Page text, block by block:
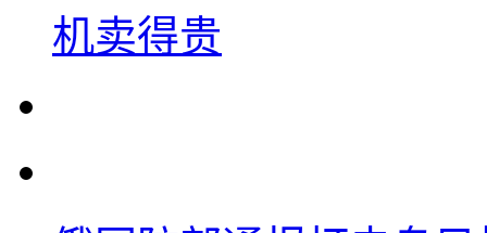
机卖得贵